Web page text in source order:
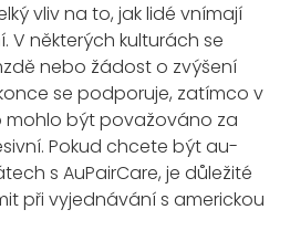
vliv na to, jak lidé vnímají
V některých kulturách se
nebo žádost o zvýšení
se podporuje, zatímco v
mohlo být považováno za
Pokud chcete být au-
s AuPairCare, je důležité
při vyjednávání s americkou